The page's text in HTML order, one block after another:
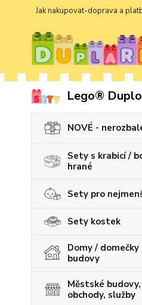
Jak nakupovat-doprava a
Lego®
NOVÉ -
Sety s krabicí /
hrané
Sety pro
Sety kostek
Domy / domečky
budovy
Městské budovy,
obchody, služby